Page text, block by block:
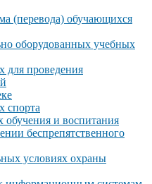
(перевода) обучающихся
оборудованных учебных
для проведения
спорта
обучения и воспитания
беспрепятственного
условиях охраны